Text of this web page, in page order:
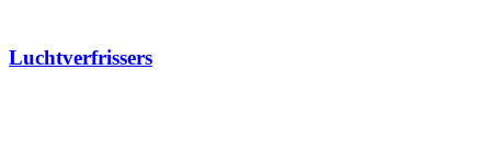
Luchtverfrissers